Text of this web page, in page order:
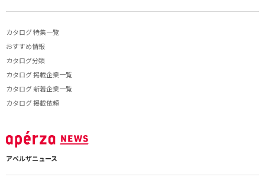
カタログ 特集一覧
おすすめ情報
カタログ分類
カタログ 掲載企業一覧
カタログ 新着企業一覧
カタログ 掲載依頼
アペルザニュース